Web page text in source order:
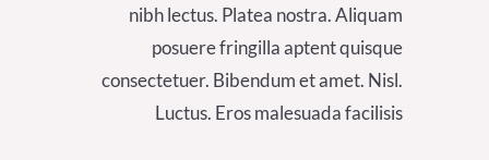
nibh lectus. Platea nostra. Aliquam
posuere fringilla aptent quisque
consectetuer. Bibendum et amet. Nisl.
Luctus. Eros malesuada facilisis